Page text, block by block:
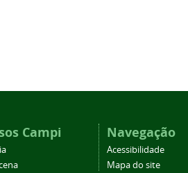
Campi Navegação
Acessibilidade
Mapa do site